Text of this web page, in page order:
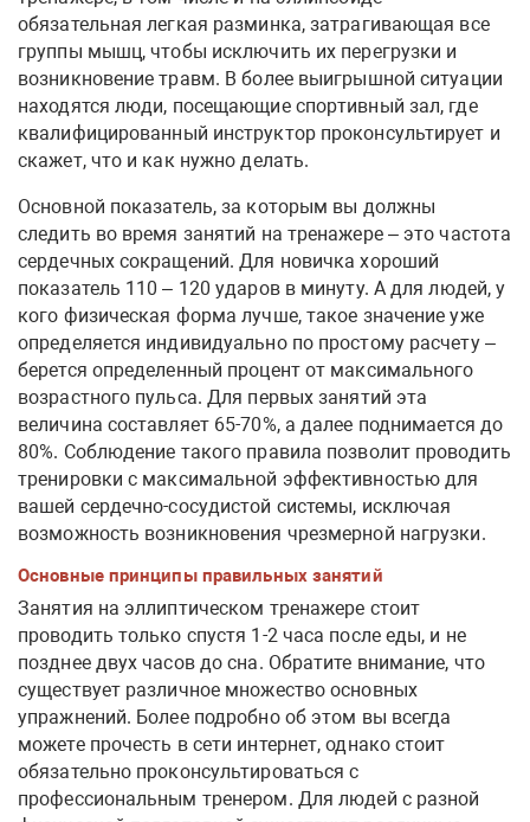
обязательная легкая разминка, затрагивающая все
группы мышц, чтобы исключить их перегрузки и
возникновение травм. В более выигрышной ситуации
находятся люди, посещающие спортивный зал, где
квалифицированный инструктор проконсультирует и
скажет, что и как нужно делать.
Основной показатель, за которым вы должны
следить во время занятий на тренажере – это частота
сердечных сокращений. Для новичка хороший
показатель 110 – 120 ударов в минуту. А для людей, у
кого физическая форма лучше, такое значение уже
определяется индивидуально по простому расчету –
берется определенный процент от максимального
возрастного пульса. Для первых занятий эта
величина составляет 65-70%, а далее поднимается до
80%. Соблюдение такого правила позволит проводить
тренировки с максимальной эффективностью для
вашей сердечно-сосудистой системы, исключая
возможность возникновения чрезмерной нагрузки.
Основные принципы правильных занятий
Занятия на эллиптическом тренажере стоит
проводить только спустя 1-2 часа после еды, и не
позднее двух часов до сна. Обратите внимание, что
существует различное множество основных
упражнений. Более подробно об этом вы всегда
можете прочесть в сети интернет, однако стоит
обязательно проконсультироваться с
профессиональным тренером. Для людей с разной